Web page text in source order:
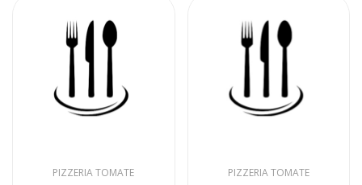
PIZZERIA TOMATE PIZZERIA TOMATE